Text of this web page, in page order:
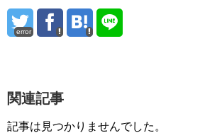
error
関連記事
記事は見つかりませんでした。